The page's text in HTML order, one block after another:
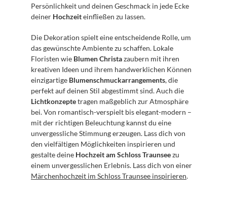
Persönlichkeit und deinen Geschmack in jede Ecke
deiner Hochzeit einfließen zu lassen.
Die Dekoration spielt eine entscheidende Rolle, um
das gewünschte Ambiente zu schaffen. Lokale
Floristen wie Blumen Christa zaubern mit ihren
kreativen Ideen und ihrem handwerklichen Können
einzigartige Blumenschmuckarrangements, die
Lichtkonzepte tragen maßgeblich zur Atmosphäre
bei. Von romantisch-verspielt bis elegant-modern –
mit der richtigen Beleuchtung kannst du eine
unvergessliche Stimmung erzeugen. Lass dich von
den vielfältigen Möglichkeiten inspirieren und
gestalte deine Hochzeit am Schloss Traunsee zu
Märchenhochzeit im Schloss Traunsee inspirieren.